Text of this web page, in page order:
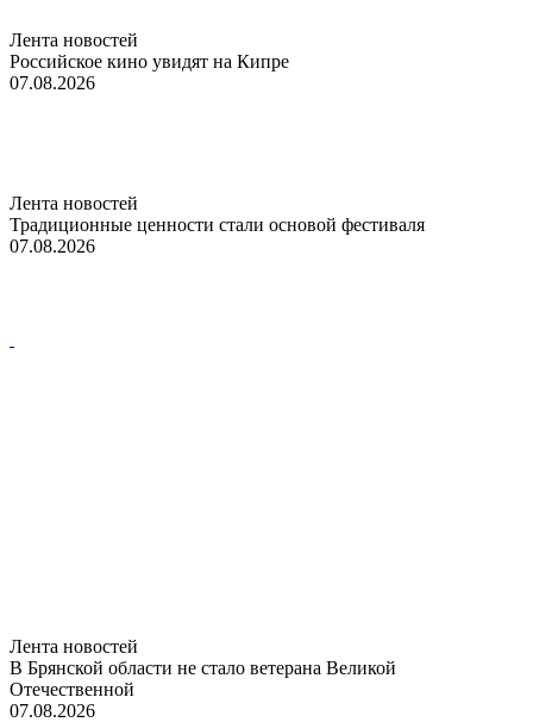
Лента новостей
Российское кино увидят на Кипре
07.08.2026
Лента новостей
Традиционные ценности стали основой фестиваля
07.08.2026
Лента новостей
В Брянской области не стало ветерана Великой
Отечественной
07.08.2026